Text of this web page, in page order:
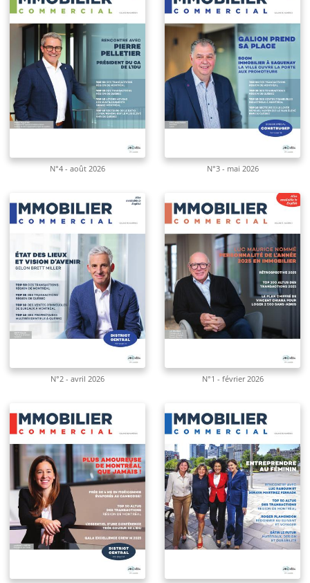
N°4 - août 2026 N°3 - mai 2026
N°2 - avril 2026 N°1 - février 2026